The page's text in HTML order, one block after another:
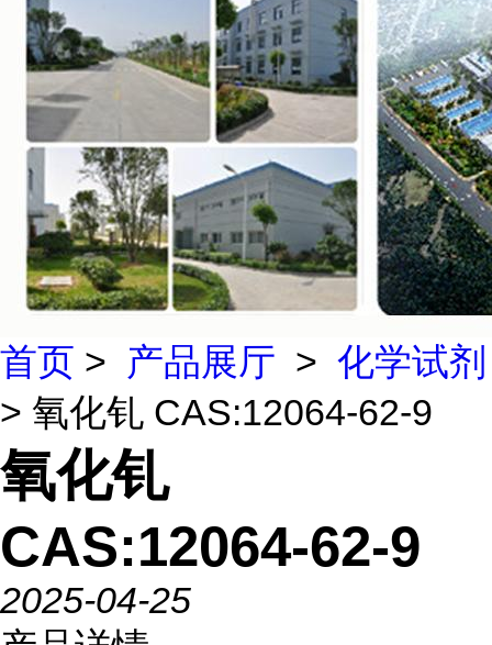
首页 > 产品展厅 > 化学试剂
> 氧化钆 CAS:12064-62-9
氧化钆
CAS:12064-62-9
2025-04-25